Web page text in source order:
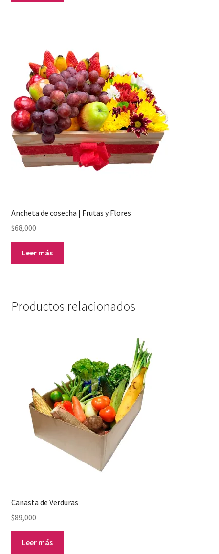
Ancheta de cosecha | Frutas y Flores
$68,000
Leer más
Productos relacionados
Canasta de Verduras
$89,000
Leer más